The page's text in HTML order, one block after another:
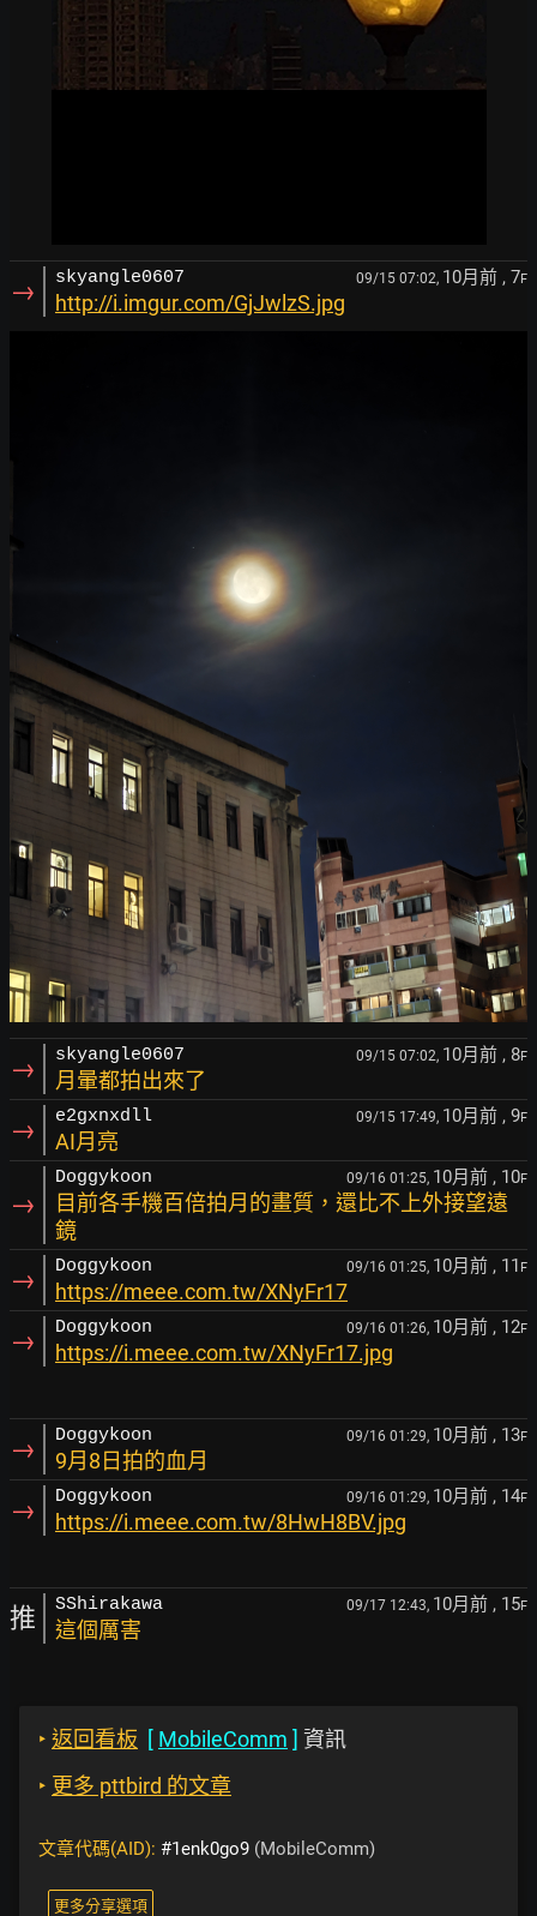
→ skyangle0607 09/15 07:02, 10月前 , 7F
http://i.imgur.com/GjJwlzS.jpg
→ skyangle0607 09/15 07:02, 10月前 , 8F
月暈都拍出來了
→ e2gxnxdll 09/15 17:49, 10月前 , 9F
AI月亮
→
Doggykoon 09/16 01:25, 10月前 , 10F
目前各手機百倍拍月的畫質，還比不上外接望遠
鏡
→ Doggykoon 09/16 01:25, 10月前 , 11 F
https://meee.com.tw/XNyFr17
→ Doggykoon 09/16 01:26, 10月前 , 12F
https://i.meee.com.tw/XNyFr17.jpg
→ Doggykoon 09/16 01:29, 10月前 , 13F
9月8日拍的血月
→ Doggykoon 09/16 01:29, 10月前 , 14F
https://i.meee.com.tw/8HwH8BV.jpg
推 SShirakawa 09/17 12:43, 10月前 , 15F
這個厲害
‣ 返回看板 [ MobileComm ] 資訊
‣ 更多 pttbird 的文章
文章代碼(AID): #1enk0go9 (MobileComm)
更多分享選項